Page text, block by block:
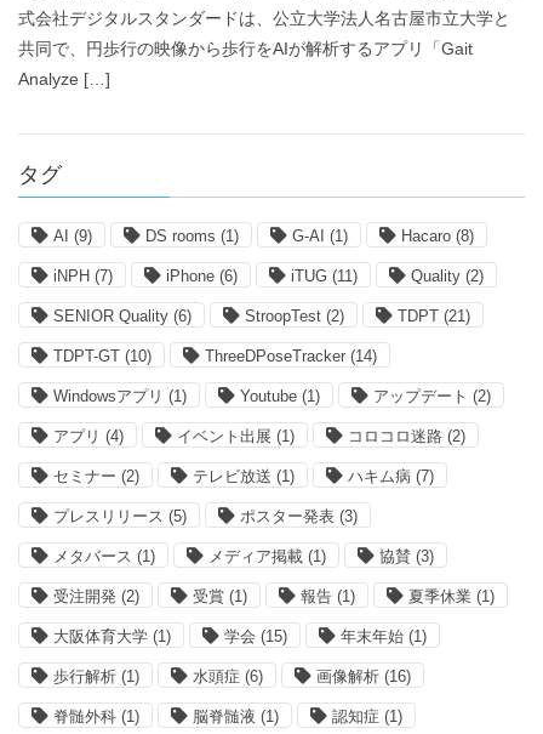
式会社デジタルスタンダードは、公立大学法人名古屋市立大学と
共同で、円歩行の映像から歩行をAIが解析するアプリ「Gait
Analyze […]
タグ
AI (9) DS rooms (1) G-AI (1) Hacaro (8)
iNPH (7) iPhone (6) iTUG (11) Quality (2)
SENIOR Quality (6) StroopTest (2) TDPT (21)
TDPT-GT (10) ThreeDPoseTracker (14)
Windowsアプリ (1) Youtube (1) アップデート (2)
アプリ (4) イベント出展 (1) コロコロ迷路 (2)
セミナー (2) テレビ放送 (1) ハキム病 (7)
プレスリリース (5) ポスター発表 (3)
メタバース (1) メディア掲載 (1) 協賛 (3)
受注開発 (2) 受賞 (1) 報告 (1) 夏季休業 (1)
大阪体育大学 (1) 学会 (15) 年末年始 (1)
歩行解析 (1) 水頭症 (6) 画像解析 (16)
脊髄外科 (1) 脳脊髄液 (1) 認知症 (1)